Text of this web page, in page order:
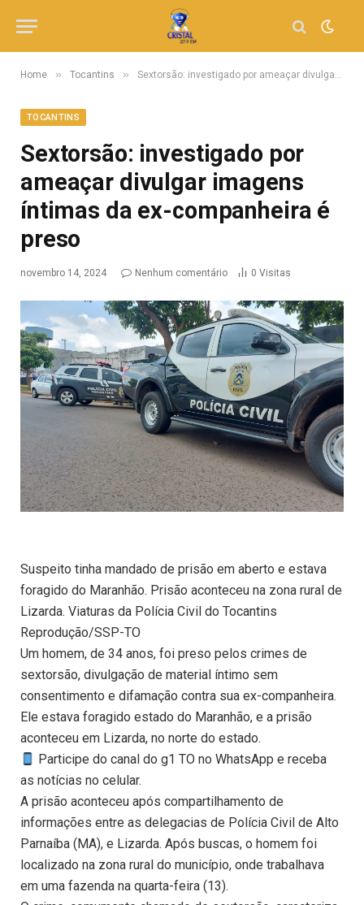
Home » Tocantins » Sextorsão: investigado por ameaçar divulgar imagens íntimas da ex-companheira é preso
TOCANTINS
Sextorsão: investigado por
ameaçar divulgar imagens
íntimas da ex-companheira é
preso
novembro 14, 2024 Nenhum comentário 0 Visitas
Suspeito tinha mandado de prisão em aberto e estava
foragido do Maranhão. Prisão aconteceu na zona rural de
Lizarda. Viaturas da Polícia Civil do Tocantins
Reprodução/SSP-TO
Um homem, de 34 anos, foi preso pelos crimes de
sextorsão, divulgação de material íntimo sem
consentimento e difamação contra sua ex-companheira.
Ele estava foragido estado do Maranhão, e a prisão
aconteceu em Lizarda, no norte do estado.
Participe do canal do g1 TO no WhatsApp e receba
as notícias no celular.
A prisão aconteceu após compartilhamento de
informações entre as delegacias de Polícia Civil de Alto
Parnaíba (MA), e Lizarda. Após buscas, o homem foi
localizado na zona rural do município, onde trabalhava
em uma fazenda na quarta-feira (13).